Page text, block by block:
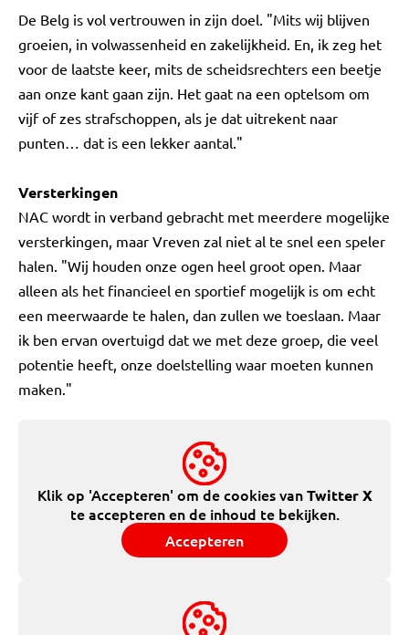
De Belg is vol vertrouwen in zijn doel. "Mits wij blijven
groeien, in volwassenheid en zakelijkheid. En, ik zeg het
voor de laatste keer, mits de scheidsrechters een beetje
aan onze kant gaan zijn. Het gaat na een optelsom om
vijf of zes strafschoppen, als je dat uitrekent naar
punten… dat is een lekker aantal."
Versterkingen
NAC wordt in verband gebracht met meerdere mogelijke
versterkingen, maar Vreven zal niet al te snel een speler
halen. "Wij houden onze ogen heel groot open. Maar
alleen als het financieel en sportief mogelijk is om echt
een meerwaarde te halen, dan zullen we toeslaan. Maar
ik ben ervan overtuigd dat we met deze groep, die veel
potentie heeft, onze doelstelling waar moeten kunnen
maken."
Klik op 'Accepteren' om de cookies vanTwitter X
te accepteren en de inhoud te bekijken.
Accepteren